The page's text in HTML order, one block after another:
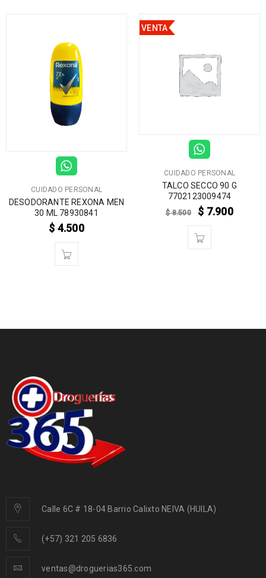
CUIDADO PERSONAL
DESODORANTE REXONA MEN
30 ML 78930841
$ 4.500
VENTA
CUIDADO PERSONAL
TALCO SECCO 90 G
7702123009474
$8.500 $ 7.900
Calle 6C # 18-04 Barrio Calixto NEIVA (HUILA)
(+57) 321 205 6836
ventas@droguerias365.com